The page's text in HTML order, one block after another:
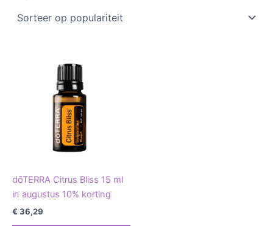
dōTERRA Citrus Bliss 15 ml
in augustus 10% korting
€ 36,29